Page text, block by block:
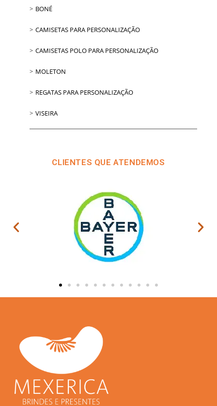
BONÉ
CAMISETAS PARA PERSONALIZAÇÃO
CAMISETAS POLO PARA PERSONALIZAÇÃO
MOLETON
REGATAS PARA PERSONALIZAÇÃO
VISEIRA
CLIENTES QUE ATENDEMOS